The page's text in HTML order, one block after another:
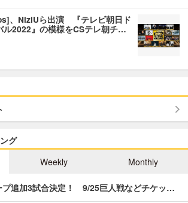
、NiziUら出演 『テレビ朝日ド
ル2022』の模様をCSテレ朝チ…
グ
Weekly Monthly
プ追加3試合決定！ 9/25巨人戦などチケッ…